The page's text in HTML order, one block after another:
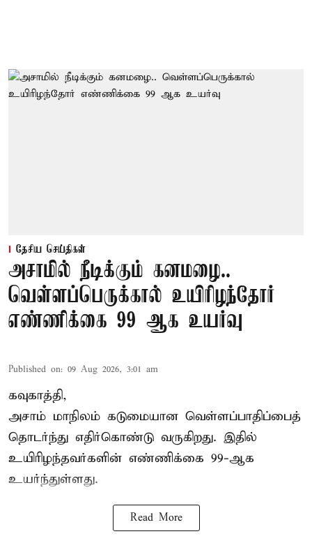
தேசிய செய்திகள்
அசாமில் நீடிக்கும் கனமழை..
வெள்ளப்பெருக்கால் உயிரிழந்தோர்
எண்ணிக்கை 99 ஆக உயர்வு
Published on: 09 Aug 2026, 3:01 am
கவுகாத்தி,
அசாம் மாநிலம் கடுமையான வெள்ளப்பாதிப்பைத்
தொடர்ந்து எதிர்கொண்டு வருகிறது. இதில்
உயிரிழந்தவர்களின் எண்ணிக்கை 99-ஆக
உயர்ந்துள்ளது.
Read More